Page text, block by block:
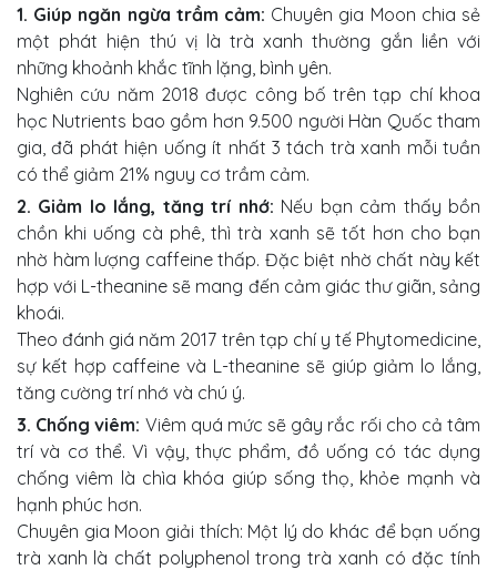
1. Giúp ngăn ngừa trầm cảm: Chuyên gia Moon chia sẻ
một phát hiện thú vị là trà xanh thường gắn liền với
những khoảnh khắc tĩnh lặng, bình yên.
Nghiên cứu năm 2018 được công bố trên tạp chí khoa
học Nutrients bao gồm hơn 9.500 người Hàn Quốc tham
gia, đã phát hiện uống ít nhất 3 tách trà xanh mỗi tuần
có thể giảm 21% nguy cơ trầm cảm.
2. Giảm lo lắng, tăng trí nhớ: Nếu bạn cảm thấy bồn
chồn khi uống cà phê, thì trà xanh sẽ tốt hơn cho bạn
nhờ hàm lượng caffeine thấp. Đặc biệt nhờ chất này kết
hợp với L-theanine sẽ mang đến cảm giác thư giãn, sảng
khoái.
Theo đánh giá năm 2017 trên tạp chí y tế Phytomedicine,
sự kết hợp caffeine và L-theanine sẽ giúp giảm lo lắng,
tăng cường trí nhớ và chú ý.
3. Chống viêm: Viêm quá mức sẽ gây rắc rối cho cả tâm
trí và cơ thể. Vì vậy, thực phẩm, đồ uống có tác dụng
chống viêm là chìa khóa giúp sống thọ, khỏe mạnh và
hạnh phúc hơn.
Chuyên gia Moon giải thích: Một lý do khác để bạn uống
trà xanh là chất polyphenol trong trà xanh có đặc tính